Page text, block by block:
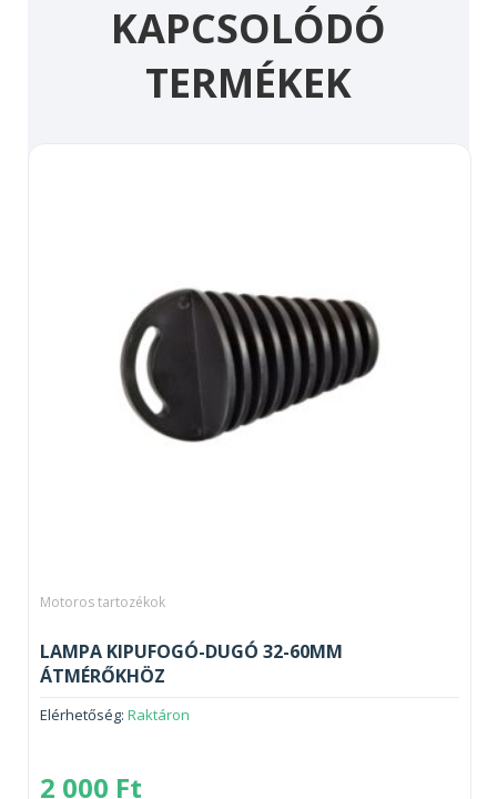
KAPCSOLÓDÓ
TERMÉKEK
Motoros tartozékok
LAMPA KIPUFOGÓ-DUGÓ 32-60MM
ÁTMÉRŐKHÖZ
Elérhetőség: Raktáron
2 000 Ft